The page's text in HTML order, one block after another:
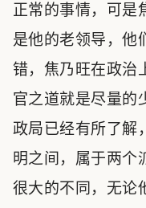
正常的事情，可是
是他的老领导，他
错，焦乃旺在政治
官之道就是尽量的
政局已经有所了解
明之间，属于两个
很大的不同，无论